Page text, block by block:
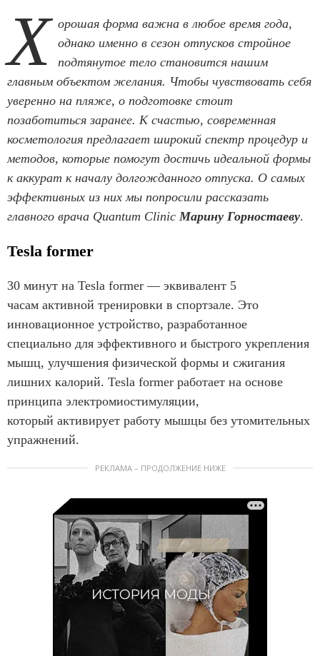
Х орошая форма важна в любое время года,
однако именно в сезон отпусков стройное
подтянутое тело становится нашим
главным объектом желания. Чтобы чувствовать себя
уверенно на пляже, о подготовке стоит
позаботиться заранее. К счастью, современная
косметология предлагает широкий спектр процедур и
методов, которые помогут достичь идеальной формы
к аккурат к началу долгожданного отпуска. О самых
эффективных из них мы попросили рассказать
главного врача Quantum Clinic Марину Горностаеву.
Tesla former
30 минут на Tesla former — эквивалент 5
часам активной тренировки в спортзале. Это
инновационное устройство, разработанное
специально для эффективного и быстрого укрепления
мышц, улучшения физической формы и сжигания
лишних калорий. Tesla former работает на основе
принципа электромиостимуляции,
который активирует работу мышцы без утомительных
упражнений.
РЕКЛАМА – ПРОДОЛЖЕНИЕ НИЖЕ